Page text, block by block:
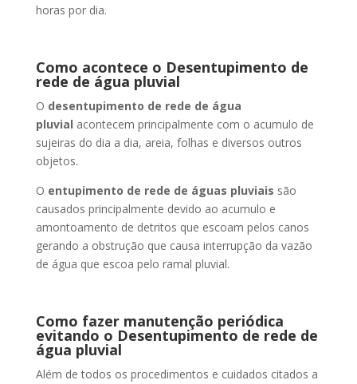
horas por dia.
Como acontece o Desentupimento de
rede de água pluvial
O desentupimento de rede de água
pluvial acontecem principalmente com o acumulo de
sujeiras do dia a dia, areia, folhas e diversos outros
objetos.
O entupimento de rede de águas pluviais são
causados principalmente devido ao acumulo e
amontoamento de detritos que escoam pelos canos
gerando a obstrução que causa interrupção da vazão
de água que escoa pelo ramal pluvial.
Como fazer manutenção periódica
evitando o Desentupimento de rede de
água pluvial
Além de todos os procedimentos e cuidados citados a